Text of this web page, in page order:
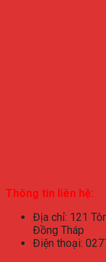
Thông tin liên hệ:
Địa chỉ: 121
Đồng Tháp
Điện thoại: